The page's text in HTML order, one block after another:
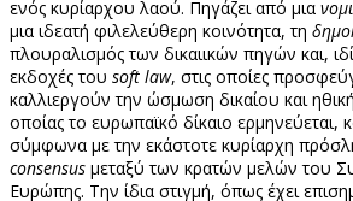
ενός κυρίαρχου λαού. Πηγάζει από μια
μια ιδεατή φιλελεύθερη κοινότητα, τη
πλουραλισμός των δικαιικών πηγών και,
εκδοχές του soft law, στις οποίες
καλλιεργούν την ώσμωση δικαίου και
οποίας το ευρωπαϊκό δίκαιο ερμηνεύεται,
σύμφωνα με την εκάστοτε κυρίαρχη
consensus μεταξύ των κρατών μελών του
Ευρώπης. Την ίδια στιγμή, όπως έχει